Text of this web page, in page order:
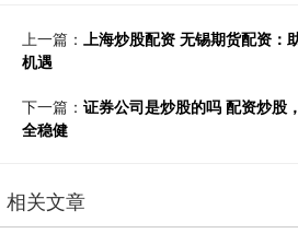
上一篇： 上海炒股配资 无锡期货配资：
机遇
下一篇： 证券公司是炒股的吗 配资炒股
全稳健
相关文章